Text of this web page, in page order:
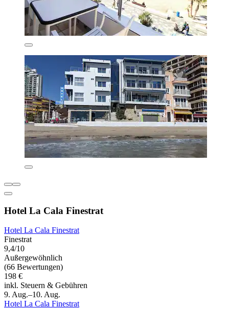
Hotel La Cala Finestrat
Hotel La Cala Finestrat
Finestrat
9,4/10
Außergewöhnlich
(66 Bewertungen)
198 €
inkl. Steuern & Gebühren
9. Aug.–10. Aug.
Hotel La Cala Finestrat